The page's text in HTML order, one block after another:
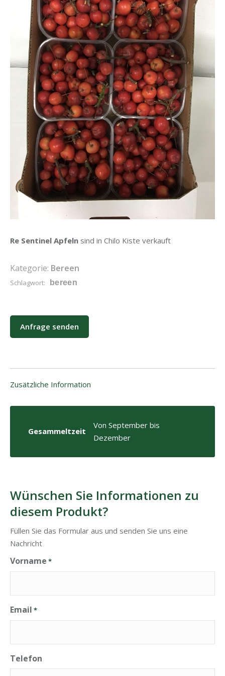
Re Sentinel Apfeln sind in Chilo Kiste verkauft
Kategorie: Bereen
Schlagwort: bereen
Anfrage senden
Zusätzliche Information
Gesammeltzeit
Von September bis
Dezember
Wünschen Sie Informationen zu
diesem Produkt?
Füllen Sie das Formular aus und senden Sie uns eine
Nachricht
Vorname *
Email *
Telefon